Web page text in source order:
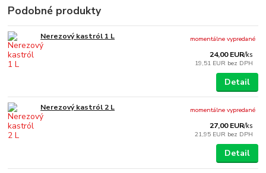
Podobné produkty
Nerezový kastról 1 L
24,00 EUR/ks
19,51 EUR bez DPH
momentálne vypredané
Detail
Nerezový kastról 2 L
27,00 EUR/ks
21,95 EUR bez DPH
momentálne vypredané
Detail